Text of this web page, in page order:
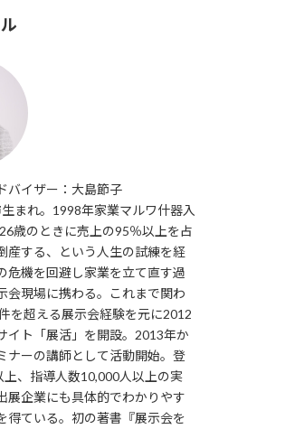
バイザー：大島節子
まれ。1998年家業マルワ什器入
歳のときに売上の95％以上を占
産する、という人生の試練を経
危機を回避し家業を立て直す過
会現場に携わる。これまで関わ
を超える展示会経験を元に2012
イト「展活」を開設。2013年か
ナーの講師として活動開始。登
上、指導人数10,000人以上の実
展企業にも具体的でわかりやす
得ている。初の著書『展示会を